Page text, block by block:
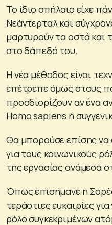
Το ίδιο σπήλαιο είχε
Νεάντερταλ και
μαρτυρούν τα οστά και
στο δάπεδό του.
Η νέα μέθοδος είναι
επέτρεπε όμως στους
προσδιορίζουν αν ένα
Homo sapiens ή
Θα μπορούσε επίσης να
για τους κοινωνικούς
της εργασίας ανάμεσα
Όπως επισήμανε η
τεράστιες ευκαιρίες
ρόλο συγκεκριμένων